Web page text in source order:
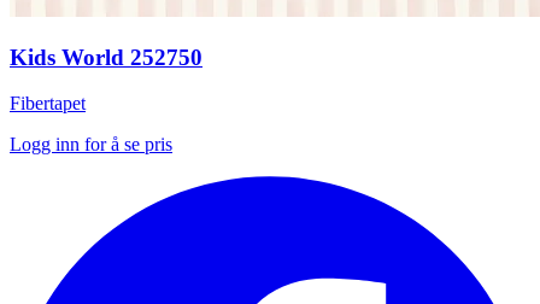
Kids World 252750
Fibertapet
Logg inn for å se pris